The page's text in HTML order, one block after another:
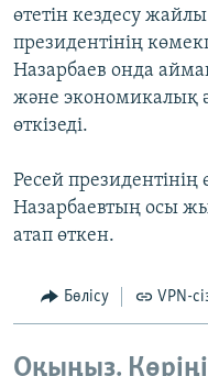
Басқа тілдерде
өтетін кездесу
президентінің
Назарбаев онда
және экономикалық
өткізеді.
Ресей президентінің
Назарбаевтың осы
атап өткен.
Бөлісу VPN-
Оқыңыз.